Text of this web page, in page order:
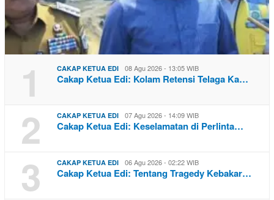
1 CAKAP KETUA EDI 08 Agu 2026 - 13:05 WIB
Cakap Ketua Edi: Kolam Retensi Telaga Ka…
2 CAKAP KETUA EDI 07 Agu 2026 - 14:09 WIB
Cakap Ketua Edi: Keselamatan di Perlinta…
3 CAKAP KETUA EDI 06 Agu 2026 - 02:22 WIB
Cakap Ketua Edi: Tentang Tragedy Kebakar…